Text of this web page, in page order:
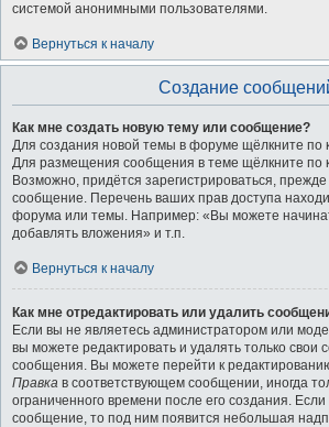
системой анонимными пользователями.
Вернуться к началу
Создание
Как мне создать новую тему или сообщение?
Для создания новой темы в форуме щёлкните по
Для размещения сообщения в теме щёлкните по
Возможно, придётся зарегистрироваться,
сообщение. Перечень ваших прав доступа
форума или темы. Например: «Вы можете
добавлять вложения» и т.п.
Вернуться к началу
Как мне отредактировать или удалить
Если вы не являетесь администратором или
вы можете редактировать и удалять только свои
сообщения. Вы можете перейти к
Правка в соответствующем сообщении, иногда
ограниченного времени после его создания.
сообщение, то под ним появится небольшая